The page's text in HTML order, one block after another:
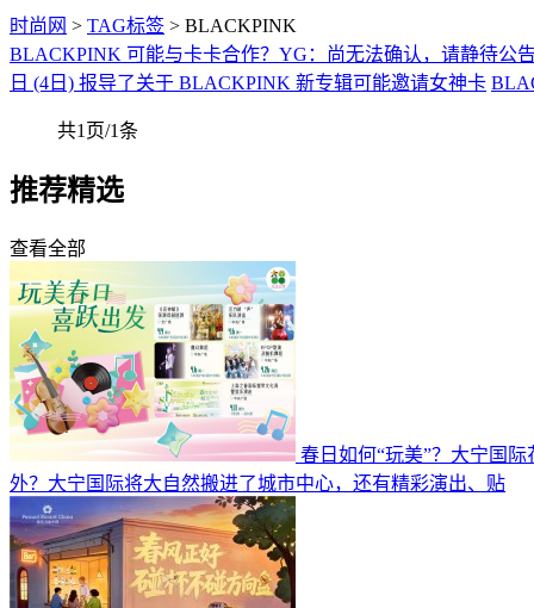
时尚网 > TAG标签 > BLACKPINK
BLACKPINK 可能与卡卡合作？YG：尚无法确认，请静待公
日 (4日) 报导了关于 BLACKPINK 新专辑可能邀请女神卡
共1页/1条
推荐精选
查看全部
春日如何“玩美”？大宁国
外？大宁国际将大自然搬进了城市中心，还有精彩演出、贴